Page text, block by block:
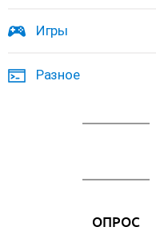
Игры
Разное
ОПРОС